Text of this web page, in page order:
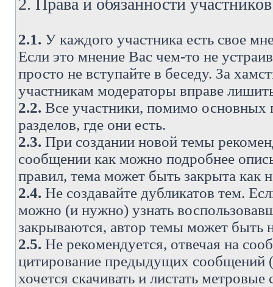
2. Права и обязанности
2.1. У каждого участника есть свое
Если это мнение Вас чем-то не
просто не вступайте в беседу. За
участникам модераторы вправе
2.2. Все участники, помимо основных
разделов, где они есть.
2.3. При создании новой темы
сообщении как можно подробнее
правил, тема может быть закрыта как
2.4. Не создавайте дубликатов тем.
можно (и нужно) узнать
закрываются, автор темы может быть
2.5. Не рекомендуется, отвечая на
цитирование предыдущих сообщений
хочется скачивать и листать